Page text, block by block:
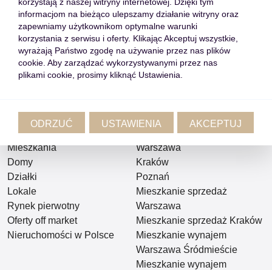
Wróć do listy
Przełącz wpis
Lista Ofert
Mieszkania
Domy
Działki
Lokale
Rynek pierwotny
Oferty off market
Nieruchomości w Polsce
Popularne Lokalizacje
Warszawa
Kraków
Poznań
Mieszkanie sprzedaż
Warszawa
Mieszkanie sprzedaż Kraków
Mieszkanie wynajem
Warszawa Śródmieście
Mieszkanie wynajem
informacjom na bieżąco ulepszamy działanie witryny oraz
zapewniamy użytkownikom optymalne warunki
korzystania z serwisu i oferty. Klikając Akceptuj wszystkie,
wyrażają Państwo zgodę na używanie przez nas plików
cookie. Aby zarządzać wykorzystywanymi przez nas
plikami cookie, prosimy kliknąć Ustawienia.
ODRZUĆ USTAWIENIA AKCEPTUJ